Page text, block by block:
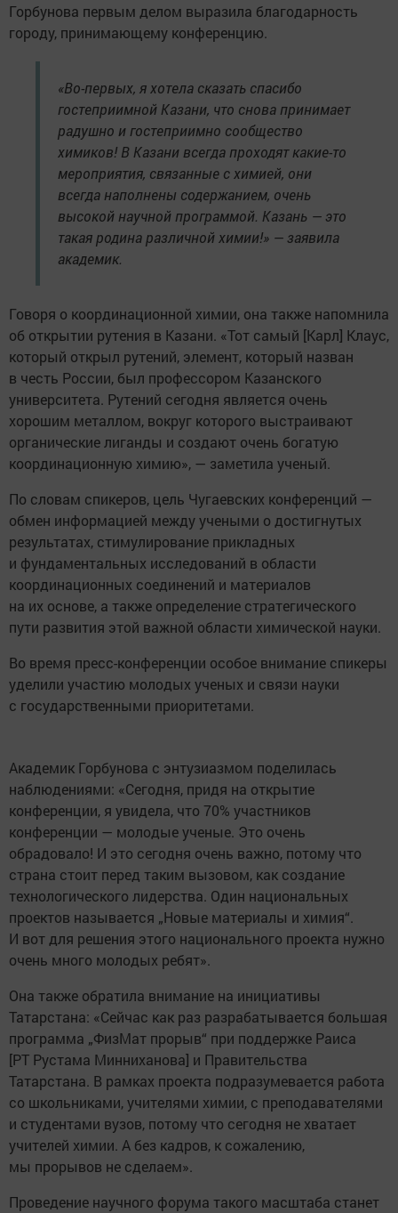
Горбунова первым делом выразила благодарность
городу, принимающему конференцию.
«Во-первых, я хотела сказать спасибо
гостеприимной Казани, что снова принимает
радушно и гостеприимно сообщество
химиков! В Казани всегда проходят какие-то
мероприятия, связанные с химией, они
всегда наполнены содержанием, очень
высокой научной программой. Казань — это
такая родина различной химии!» — заявила
академик.
Говоря о координационной химии, она также напомнила
об открытии рутения в Казани. «Тот самый [Карл] Клаус,
который открыл рутений, элемент, который назван
в честь России, был профессором Казанского
университета. Рутений сегодня является очень
хорошим металлом, вокруг которого выстраивают
органические лиганды и создают очень богатую
координационную химию», — заметила ученый.
По словам спикеров, цель Чугаевских конференций —
обмен информацией между учеными о достигнутых
результатах, стимулирование прикладных
и фундаментальных исследований в области
координационных соединений и материалов
на их основе, а также определение стратегического
пути развития этой важной области химической науки.
Во время пресс-конференции особое внимание спикеры
уделили участию молодых ученых и связи науки
с государственными приоритетами.
Академик Горбунова с энтузиазмом поделилась
наблюдениями: «Сегодня, придя на открытие
конференции, я увидела, что 70% участников
конференции — молодые ученые. Это очень
обрадовало! И это сегодня очень важно, потому что
страна стоит перед таким вызовом, как создание
технологического лидерства. Один национальных
проектов называется „Новые материалы и химия“.
И вот для решения этого национального проекта нужно
очень много молодых ребят».
Она также обратила внимание на инициативы
Татарстана: «Сейчас как раз разрабатывается большая
программа „ФизМат прорыв“ при поддержке Раиса
[РТ Рустама Минниханова] и Правительства
Татарстана. В рамках проекта подразумевается работа
со школьниками, учителями химии, с преподавателями
и студентами вузов, потому что сегодня не хватает
учителей химии. А без кадров, к сожалению,
мы прорывов не сделаем».
Проведение научного форума такого масштаба станет